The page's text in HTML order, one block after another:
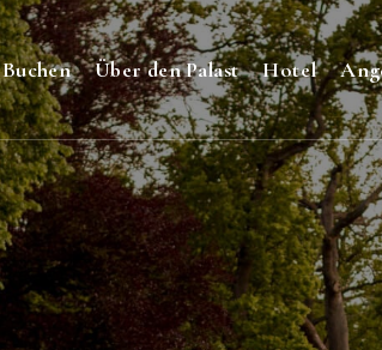
Buchen Über den Palast Hotel